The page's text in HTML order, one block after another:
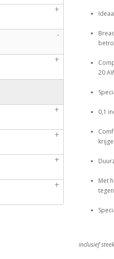
+
-
+
+
+
+
+
20
0,1
Met
inclusief